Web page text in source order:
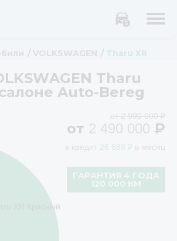
Tharu XR
Tharu
Auto-Bereg
от 2 990 000 ₽
от 2 490 000 ₽
в кредит 26 688 ₽ в месяц
ГАРАНТИЯ 4 ГОДА
120 000 КМ